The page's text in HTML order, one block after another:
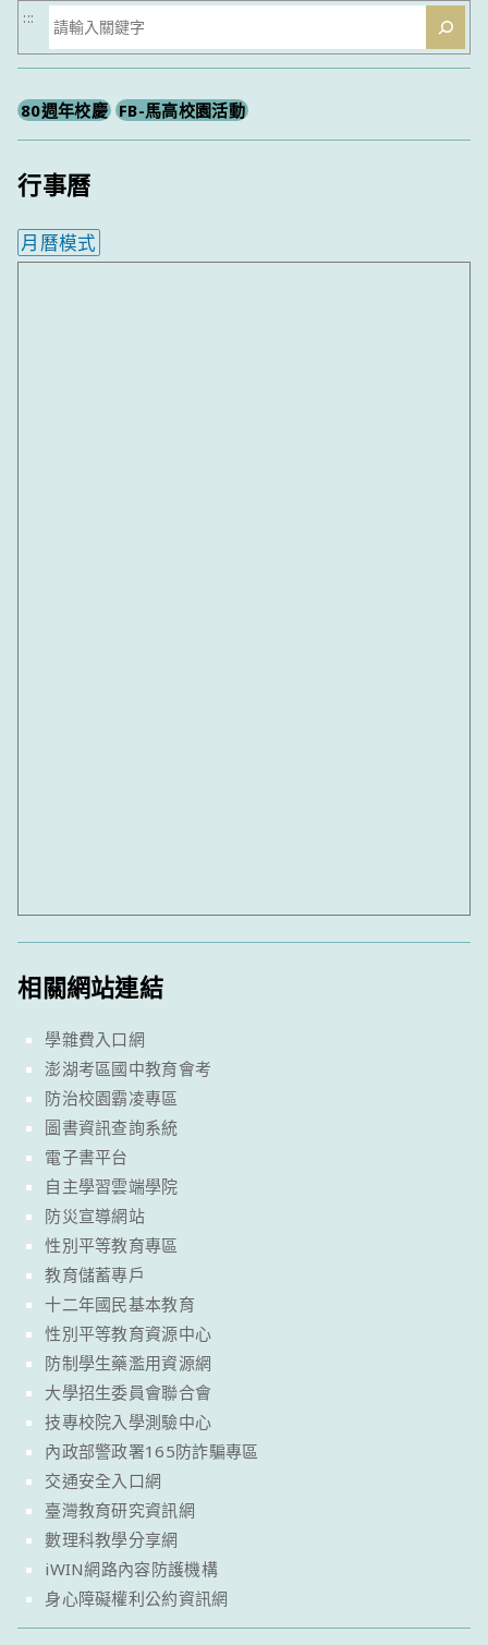
搜
尋
:::
80週年校慶 FB-馬高校園活動
行事曆
月曆模式
相關網站連結
學雜費入口網
澎湖考區國中教育會考
防治校園霸凌專區
圖書資訊查詢系統
電子書平台
自主學習雲端學院
防災宣導網站
性別平等教育專區
教育儲蓄專戶
十二年國民基本教育
性別平等教育資源中心
防制學生藥濫用資源網
大學招生委員會聯合會
技專校院入學測驗中心
內政部警政署165防詐騙專區
交通安全入口網
臺灣教育研究資訊網
數理科教學分享網
iWIN網路內容防護機構
身心障礙權利公約資訊網